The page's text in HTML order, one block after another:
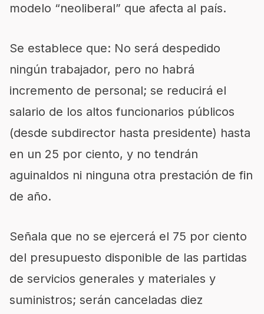
modelo “neoliberal” que afecta al país.
Se establece que: No será despedido
ningún trabajador, pero no habrá
incremento de personal; se reducirá el
salario de los altos funcionarios públicos
(desde subdirector hasta presidente) hasta
en un 25 por ciento, y no tendrán
aguinaldos ni ninguna otra prestación de fin
de año.
Señala que no se ejercerá el 75 por ciento
del presupuesto disponible de las partidas
de servicios generales y materiales y
suministros; serán canceladas diez